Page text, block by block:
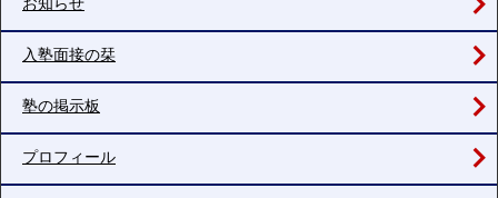
お知らせ
入塾面接の栞
塾の掲示板
プロフィール